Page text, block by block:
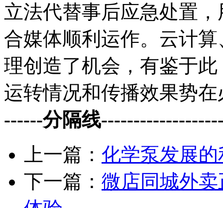
立法代替事后应急处置，
合媒体顺利运作。云计
理创造了机会，有鉴于
运转情况和传播效果势在
------分隔线
上一篇： 化学泵发展
下一篇： 微店同城外